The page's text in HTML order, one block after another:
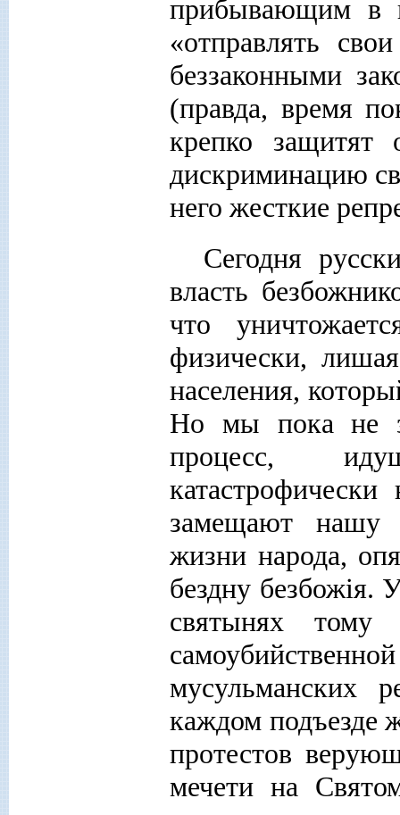
прибывающим в
«отправлять
беззаконными
(правда, время
крепко защитят
дискриминацию
него жесткие
Сегодня
власть
что
физически,
населения,
Но мы пока не
процесс,
замещают нашу
жизни народа,
бездну безбожiя.
святынях тому
мусульманских
каждом подъезде
протестов
мечети на